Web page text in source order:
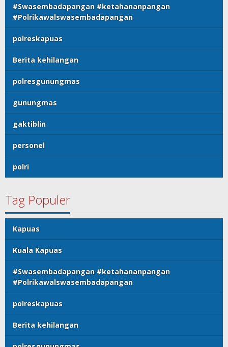
#Swasembadapangan #ketahananpangan
#Polrikawalswasembadapangan
polreskapuas
Berita kehilangan
polresgunungmas
gunungmas
gaktiblin
personel
polri
Tag Populer
Kapuas
Kuala Kapuas
#Swasembadapangan #ketahananpangan
#Polrikawalswasembadapangan
polreskapuas
Berita kehilangan